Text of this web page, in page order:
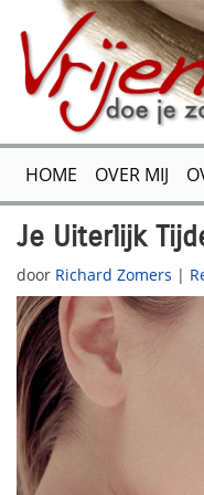
HOME OVER MIJ
FLIRTEN &
SPANNENDE
Je Uiterlijk
door Richard Zomers |